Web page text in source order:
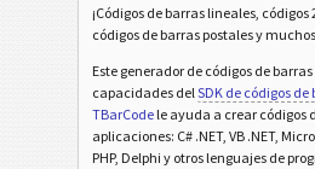
¡Códigos de barras lineales, códigos
códigos de barras postales y
Este generador de códigos de
capacidades delSDK de códigos de
TBarCode le ayuda a crear códigos
aplicaciones: C# .NET, VB .NET,
PHP, Delphi y otros lenguajes de